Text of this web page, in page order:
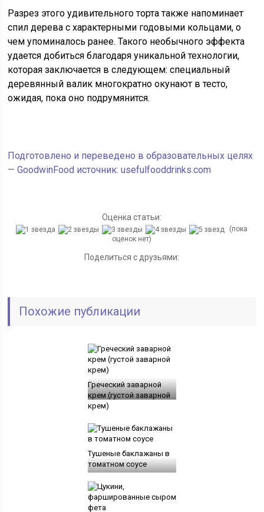
Разрез этого удивительного торта также напоминает
спил дерева с характерными годовыми кольцами, о
чем упоминалось ранее. Такого необычного эффекта
удается добиться благодаря уникальной технологии,
которая заключается в следующем: специальный
деревянный валик многократно окунают в тесто,
ожидая, пока оно подрумянится.
Подготовлено и переведено в образовательных целях
— GoodwinFood источник: usefulfooddrinks.com
Оценка статьи:
(пока
оценок нет)
Поделиться с друзьями:
Похожие публикации
Греческий заварной
крем (густой заварной
крем)
Тушеные баклажаны в
томатном соусе